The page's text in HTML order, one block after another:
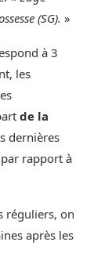
(SG). »
à 3
les
de la
dernières
rapport à
réguliers, on
après les